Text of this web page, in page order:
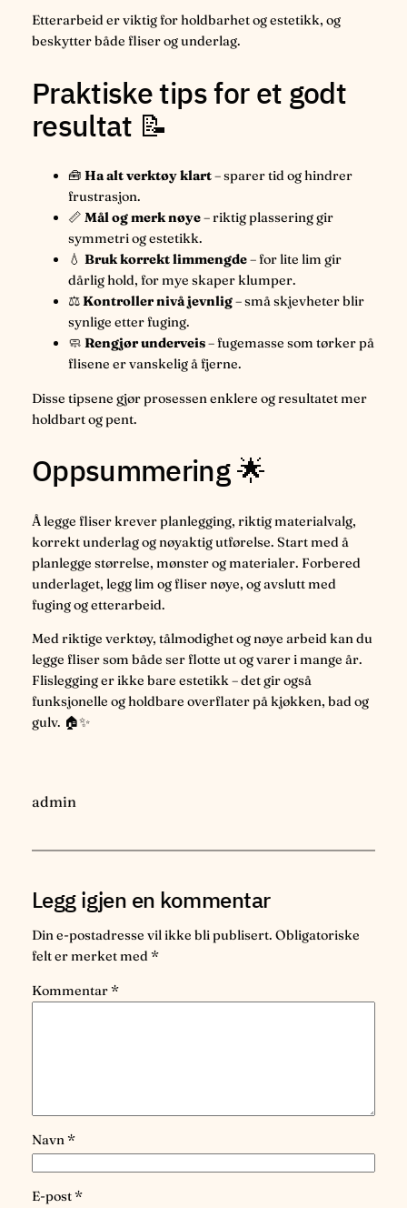
Etterarbeid er viktig for holdbarhet og estetikk, og
beskytter både fliser og underlag.
Praktiske tips for et godt
resultat 📝
🧰 Ha alt verktøy klart– sparer tid og hindrer
frustrasjon.
📏 Mål og merk nøye– riktig plassering gir
symmetri og estetikk.
💧 Bruk korrekt limmengde– for lite lim gir
dårlig hold, for mye skaper klumper.
⚖️Kontroller nivå jevnlig– små skjevheter blir
synlige etter fuging.
🧼 Rengjør underveis– fugemasse som tørker på
flisene er vanskelig å fjerne.
Disse tipsene gjør prosessen enklere og resultatet mer
holdbart og pent.
Oppsummering 🌟
Å legge fliser krever planlegging, riktig materialvalg,
korrekt underlag og nøyaktig utførelse. Start med å
planlegge størrelse, mønster og materialer. Forbered
underlaget, legg lim og fliser nøye, og avslutt med
fuging og etterarbeid.
Med riktige verktøy, tålmodighet og nøye arbeid kan du
legge fliser som både ser flotte ut og varer i mange år.
Flislegging er ikke bare estetikk – det gir også
funksjonelle og holdbare overflater på kjøkken, bad og
gulv. 🏠✨
admin
Legg igjen en kommentar
Din e-postadresse vil ikke bli publisert. Obligatoriske
felt er merket med*
Kommentar*
Navn *
E-post*